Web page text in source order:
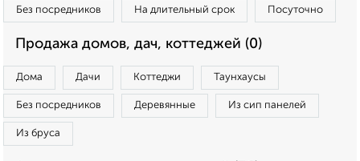
Без посредников На длительный срок Посуточно
Продажа домов, дач, коттеджей (0)
Дома Дачи Коттеджи Таунхаусы
Без посредников Деревянные Из сип панелей
Из бруса